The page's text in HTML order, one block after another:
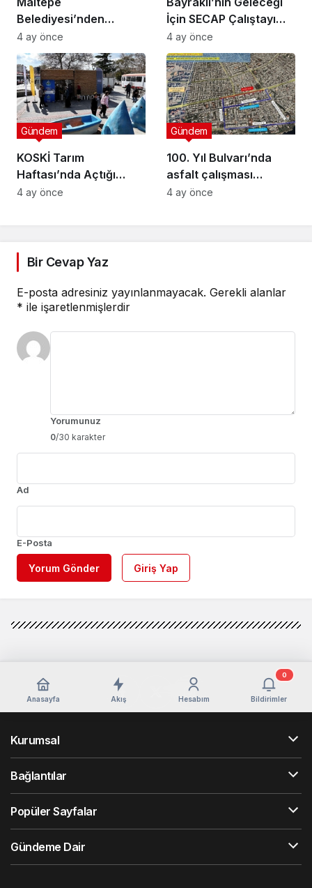
Belediyesi’nden
Muhtarlara Toplumsal
Cinsiyet Eşitliği
Semineri
4 ay önce
İçin SECAP Çalıştayı
Düzenlendi
4 ay önce
KOSKİ Tarım
Haftası’nda Açtığı
Stantta Su Tasarrufu
Gündem
4 ay önce
100. Yıl Bulvarı’nda
asfalt çalışması
gerçekleştirilecek
Gündem
4 ay önce
Bir Cevap Yaz
E-posta adresiniz yayınlanmayacak. Gerekli alanlar
* ile işaretlenmişlerdir
Yorumunuz
0/30 karakter
Ad
E-Posta
Yorum Gönder Giriş Yap
Anasayfa Akış Hesabım Bildirimler
0
Kurumsal
Bağlantılar
Popüler Sayfalar
Gündeme Dair